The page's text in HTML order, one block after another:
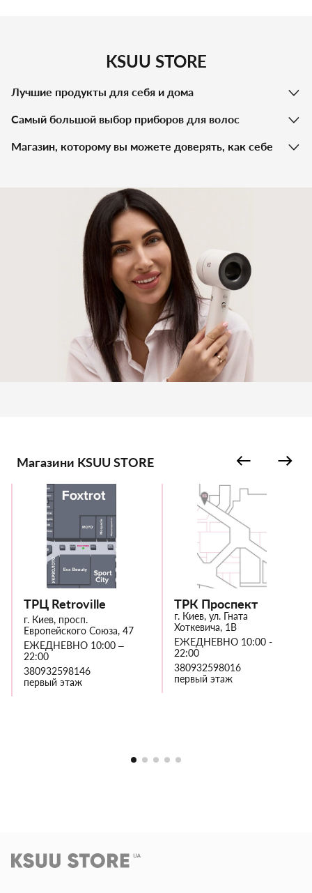
уходу за волосами ребенка.
KSUU STORE
Лучшие продукты для себя и дома
Самый большой выбор приборов для волос
Магазин, которому вы можете доверять, как себе
Магазини KSUU STORE
ТРЦ Retroville
г. Киев, просп.
Европейского Союза, 47
ЕЖЕДНЕВНО 10:00 –
22:00
380932598146
первый этаж
ТРК Проспект
г. Киев, ул. Гната
Хоткевича, 1В
ЕЖЕДНЕВНО 10:00 -
22:00
380932598016
первый этаж